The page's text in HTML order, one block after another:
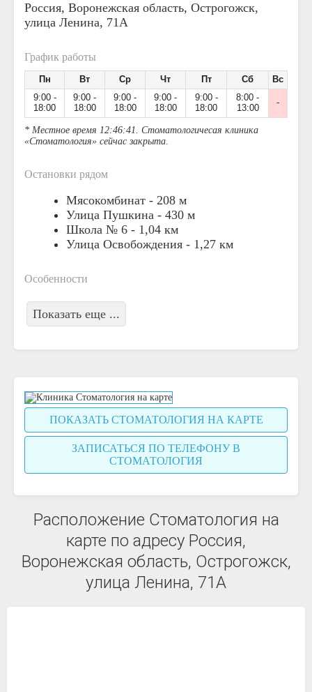
Россия, Воронежская область, Острогожск,
улица Ленина, 71А
График работы
Пн Вт Ср Чт Пт Сб
Вс
9:00 -
18:00
9:00 -
18:00
9:00 -
18:00
9:00 -
18:00
9:00 -
18:00
8:00 -
13:00
-
* Местное время 12:46:41. Стоматологичесая клиника
«Стоматология» сейчас закрыта.
Остановки рядом
Мясокомбинат - 208 м
Улица Пушкина - 430 м
Школа № 6 - 1,04 км
Улица Освобождения - 1,27 км
Особенности
Показать еще ...
ПОКАЗАТЬ СТОМАТОЛОГИЯ НА КАРТЕ
ЗАПИСАТЬСЯ ПО ТЕЛЕФОНУ В
СТОМАТОЛОГИЯ
Расположение Стоматология на
карте по адресу Россия,
Воронежская область, Острогожск,
улица Ленина, 71А